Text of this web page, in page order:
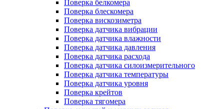
Поверка белкомера
Поверка блескомера
Поверка вискозиметра
Поверка датчика вибрации
Поверка датчика влажности
Поверка датчика давления
Поверка датчика расхода
Поверка датчика силоизмерительного
Поверка датчика температуры
Поверка датчика уровня
Поверка крейтов
Поверка тягомера